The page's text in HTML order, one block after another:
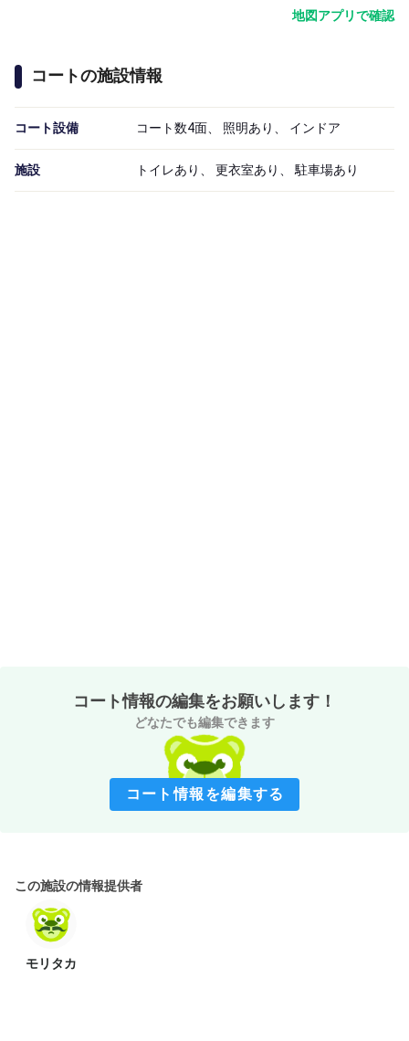
地図アプリで確認
コートの施設情報
コート設備 コート数4面、 照明あり、 インドア
施設 トイレあり、 更衣室あり、 駐車場あり
コート情報の編集をお願いします！
どなたでも編集できます
コート情報を編集する
この施設の情報提供者
モリタカ